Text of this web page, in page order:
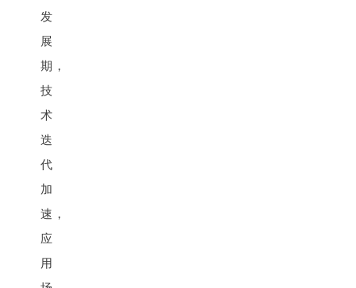
发
展
期，
技
术
迭
代
加
速，
应
用